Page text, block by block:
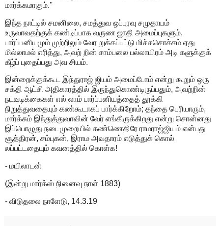
மார்க்கமாகும்.''
இந்த நாட்டில் சமனிலை, சமத்துவ ஒப்புரவு சமுதாயம்
உருவாவதற்குக் கண்டிப்பாக வருண ஜாதி அமைப்புகளும்,
பார்ப்பனியமும் முற்றிலும் வேர றுக்கப்பட்டு மிச்சசொச்சம் ஏது
மில்லாமல் எரித்து, அவற் றின் சாம்பலை பல்லாயிரம் அடி களுக்குக்
கீழ்ப் புதைப்பது அவ சியம்.
இன்றைக்குக்கூட இந்துராஜ் ஜியம் அமைப்போம் என்று கூறும் ஒரு
சக்தி ஆட்சி அதிகாரத்தில் இருந்துகொண்டிருப்பதும், அவற்றின்
நடவடிக்கைகள் எல் லாம் பார்ப்பனியத்தைத் தூக்கி
நிறுத்துவதையும் கண்கூடாகப் பார்க்கிறோம்; தந்தை பெரியாரும்,
மார்க்சும் இந்துத்துவாவின் வேர் எங்கிருக்கிறது என்று சொன்னது
இப்பொழுது நடைமுறையில் கண்ணெதிரே ராமராஜ்ஜியம் என்பது
சூத்திரன், சம்புகன், இராம அவதாரம் எடுத்துக் கொல்
லப்பட்டதையும் கவனத்தில் கொள்க!
- மயிலாடன்
(இன்று மார்க்ஸ் நினைவு நாள் 1883)
- விடுதலை நாளேடு, 14.3.19